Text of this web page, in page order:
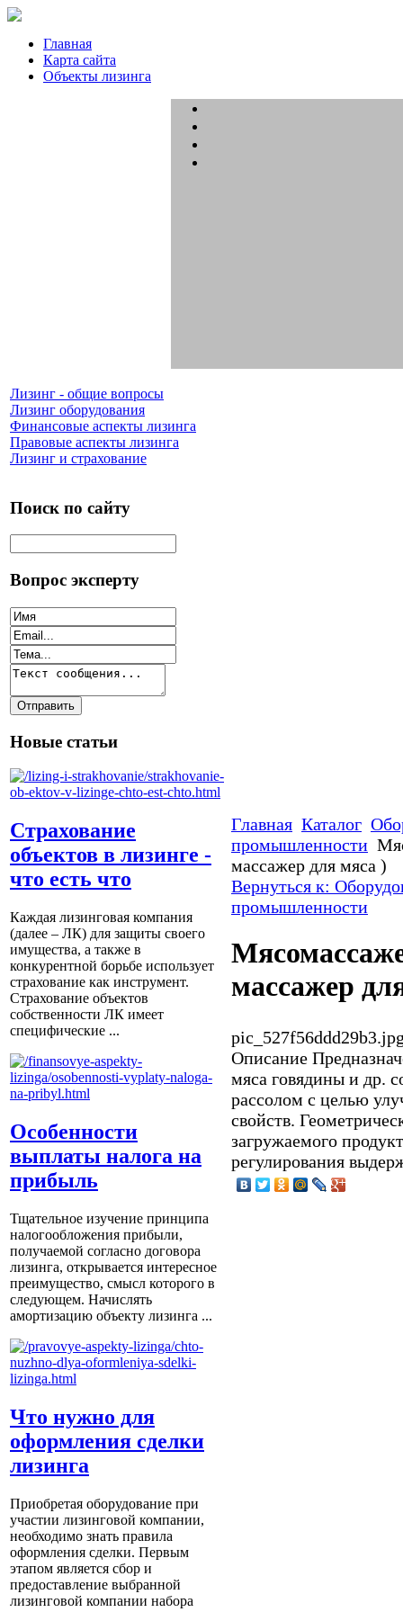
Главная
Карта сайта
Объекты лизинга
Лизинг - общие вопросы
Лизинг оборудования
Финансовые аспекты лизинга
Правовые аспекты лизинга
Лизинг и страхование
Поиск по сайту
Вопрос эксперту
Новые статьи
Страхование
объектов в лизинге -
что есть что
Каждая лизинговая компания
(далее – ЛК) для защиты своего
имущества, а также в
конкурентной борьбе использует
страхование как инструмент.
Страхование объектов
собственности ЛК имеет
специфические ...
Особенности
выплаты налога на
прибыль
Тщательное изучение принципа
налогообложения прибыли,
получаемой согласно договора
лизинга, открывается интересное
преимущество, смысл которого в
следующем. Начислять
амортизацию объекту лизинга ...
Что нужно для
оформления сделки
лизинга
Приобретая оборудование при
участии лизинговой компании,
необходимо знать правила
оформления сделки. Первым
этапом является сбор и
предоставление выбранной
лизинговой компании набора
Главная Каталог
промышленности
массажер для мяса )
Вернуться к:
промышленности
массажер
Описание
мяса говядины и др.
рассолом с целью
свойств.
загружаемого
регулирования